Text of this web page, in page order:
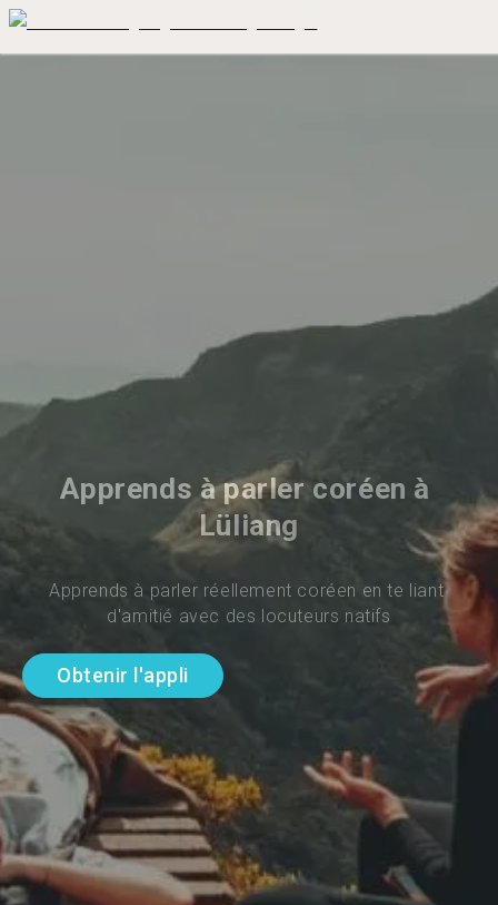
Apprends à parler coréen à
Lüliang
Apprends à parler réellement coréen en te liant
d'amitié avec des locuteurs natifs
Obtenir l'appli